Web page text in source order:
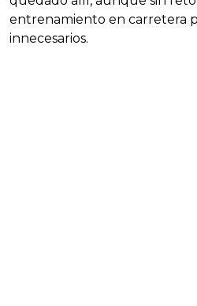
entrenamiento en carretera
innecesarios.